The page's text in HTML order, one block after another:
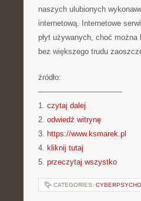
naszych ulubionych
internetową. Internetowe
płyt używanych, choć
bez większego trudu
źródło:
———————————
1. czytaj dalej
2. odwiedź witrynę
3. https://www.ksmarek.pl
4. kliknij tutaj
5. przeczytaj wszystko
CATEGORIES: